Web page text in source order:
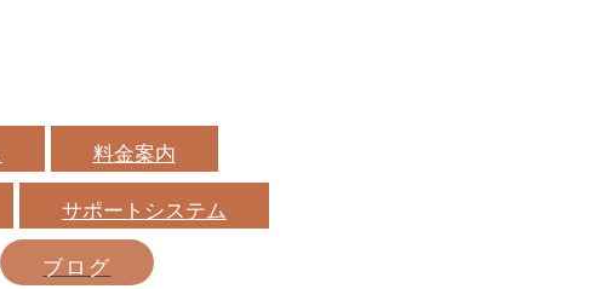
料金案内
サポートシステム
ブログ